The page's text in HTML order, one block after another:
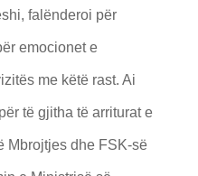
falënderoi për
emocionet e
me këtë rast. Ai
të gjitha të arriturat e
Mbrojtjes dhe FSK-së